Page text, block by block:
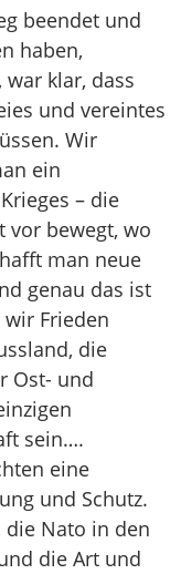
beendet und
haben,
klar, dass
und vereintes
Wir
ein
– die
vor bewegt, wo
man neue
genau das ist
Frieden
die
Ost- und
sein….
eine
und Schutz.
die Nato in den
die Art und